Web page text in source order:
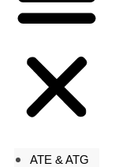
ATE & ATG